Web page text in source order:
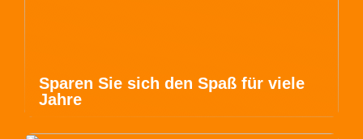
Sparen Sie sich den Spaß für viele
Jahre